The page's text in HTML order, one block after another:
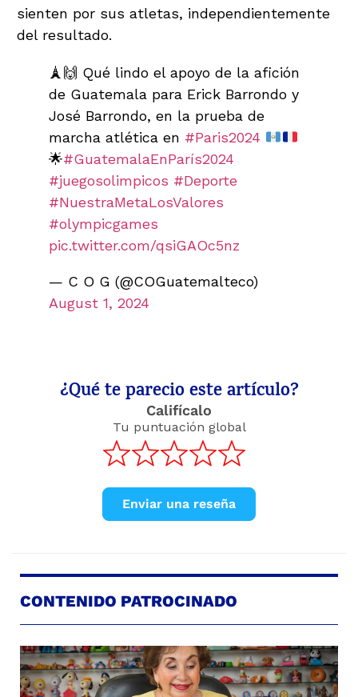
sienten por sus atletas, independientemente
del resultado.
🗼🙌 Qué lindo el apoyo de la afición
de Guatemala para Erick Barrondo y
José Barrondo, en la prueba de
marcha atlética en #Paris2024
🌟#GuatemalaEnParís2024
#juegosolimpicos #Deporte
#NuestraMetaLosValores
#olympicgames
pic.twitter.com/qsiGAOc5nz
— C O G (@COGuatemalteco)
August 1, 2024
¿Qué te parecio este artículo?
Califícalo
Tu puntuación global
Enviar una reseña
CONTENIDO PATROCINADO